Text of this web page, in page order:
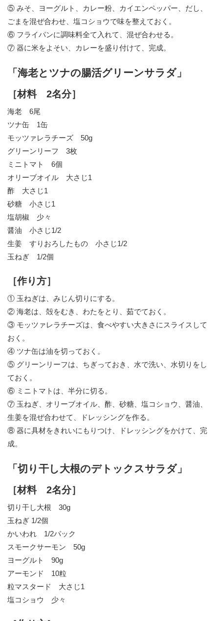
⑤ みそ、ヨーグルト、カレー粉、カイエンペッパー、だし、
ごまを混ぜ合わせ、塩コショウで味を整えておく。
⑥ フライパンに調味料全て入れて、混ぜ合わせる。
⑦ 器に米をよそい、カレーを盛り付けて、完成。
「海老とツナの腸活グリーンサラダ」
［材料 2名分］
海老 6尾
ツナ缶 1缶
モッツァレラチーズ 50g
グリーンリーフ 3枚
ミニトマト 6個
オリーブオイル 大さじ1
酢 大さじ1
砂糖 小さじ1
塩胡椒 少々
醤油 小さじ1/2
生姜 すりおろしたもの 小さじ1/2
玉ねぎ 1/2個
［作り方］
① 玉ねぎは、みじん切りにする。
② 海老は、殻をむき、わたをとり、茹でておく。
③ モッツァレラチーズは、食べやすい大きさにスライスして
おく。
④ ツナ缶は油を切っておく。
⑤ グリーンリーフは、ちぎっておき、水で洗い、水切りをし
ておく。
⑥ ミニトマトは、半分に切る。
⑦ 玉ねぎ、オリーブオイル、酢、砂糖、塩コショウ、醤油、
生姜を混ぜ合わせて、ドレッシングを作る。
⑧ 器に具材をきれいにもりつけ、ドレッシングをかけて、完
成。
「切り干し大根のデトックスサラダ」
［材料 2名分］
切り干し大根 30g
玉ねぎ 1/2個
かいわれ 1/2パック
スモークサーモン 50g
ヨーグルト 90g
アーモンド 10粒
粒マスタード 大さじ1
塩コショウ 少々